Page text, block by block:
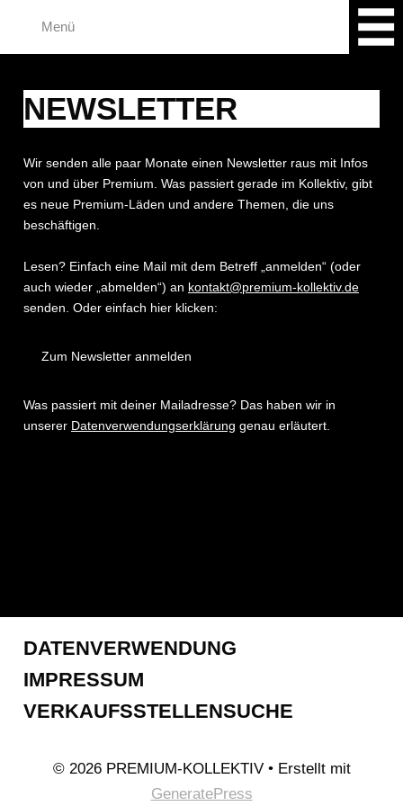
Menü
NEWSLETTER
Wir senden alle paar Monate einen Newsletter raus mit Infos
von und über Premium. Was passiert gerade im Kollektiv, gibt
es neue Premium-Läden und andere Themen, die uns
beschäftigen.
Lesen? Einfach eine Mail mit dem Betreff „anmelden“ (oder
auch wieder „abmelden“) an kontakt@premium-kollektiv.de
senden. Oder einfach hier klicken:
Zum Newsletter anmelden
Was passiert mit deiner Mailadresse? Das haben wir in
unserer Datenverwendungserklärung genau erläutert.
DATENVERWENDUNG
IMPRESSUM
VERKAUFSSTELLENSUCHE
© 2026 PREMIUM-KOLLEKTIV• Erstellt mit
GeneratePress